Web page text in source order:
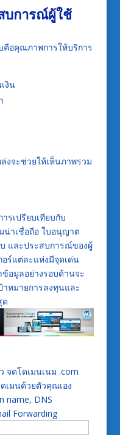
บการณ์ผู้ใช้
คือคุณภาพการให้บริการ
งิน
งจะช่วยให้เห็นภาพรวม
รเปรียบเทียบกับ
น่าเชื่อถือ ใบอนุญาต
และประสบการณ์ของผู้
อร์แต่ละแห่งมีจุดเด่น
อมูลอย่างรอบด้านจะ
าหมายการลงทุนและ
ด
จดโดเมนเนม .com
เมนด้วยตัวคุณเอง
name, DNS
Forwarding